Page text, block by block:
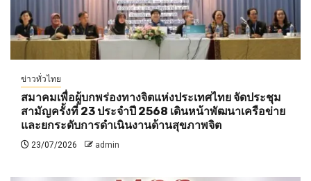
ข่าวทั่วไทย
สมาคมเพื่อผู้บกพร่องทางจิตแห่งประเทศไทย จัดประชุม
สามัญครั้งที่ 23 ประจำปี 2568 เดินหน้าพัฒนาเครือข่าย
และยกระดับการดำเนินงานด้านสุขภาพจิต
23/07/2026 admin